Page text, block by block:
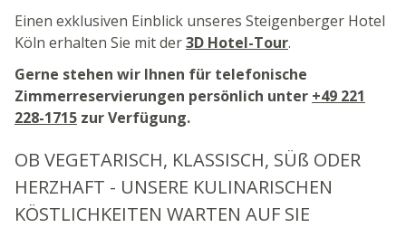
Einen exklusiven Einblick unseres Steigenberger Hotel
Köln erhalten Sie mit der3D Hotel-Tour.
Gerne stehen wir Ihnen für telefonische
Zimmerreservierungen persönlich unter +49 221
228-1715 zur Verfügung.
OB VEGETARISCH, KLASSISCH, SÜß ODER
HERZHAFT - UNSERE KULINARISCHEN
KÖSTLICHKEITEN WARTEN AUF SIE